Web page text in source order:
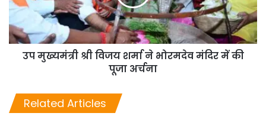
उप मुख्यमंत्री श्री विजय शर्मा ने भोरमदेव मंदिर में की
पूजा अर्चना
Related Articles